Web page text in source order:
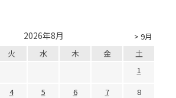
> 9月
2026年8月
火 水 木 金
土
1
4 5 6 7
8